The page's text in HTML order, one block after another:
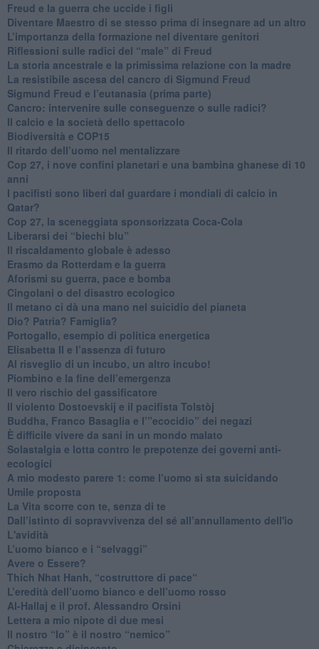
​Freud e la guerra che uccide i figli
​Diventare Maestro di se stesso prima di insegnare ad un altro
L’importanza della formazione nel diventare genitori
Riflessioni sulle radici del “male” di Freud
​La storia ancestrale e la primissima relazione con la madre
​La resistibile ascesa del cancro di Sigmund Freud
Sigmund Freud e l’eutanasia (prima parte)
Cancro: intervenire sulle conseguenze o sulle radici?
​Il calcio e la società dello spettacolo
Biodiversità e COP15
​Il ritardo dell’uomo nel mentalizzare
​Cop 27, i nove confini planetari e una bambina ghanese di 10
anni
​I pacifisti sono liberi dal guardare i mondiali di calcio in
Qatar?
​Cop 27, la sceneggiata sponsorizzata Coca-Cola
​Liberarsi dei “biechi blu”
Il riscaldamento globale è adesso
​Erasmo da Rotterdam e la guerra
​Aforismi su guerra, pace e bomba
Cingolani o del disastro ecologico
​Il metano ci dà una mano nel suicidio del pianeta
​Dio? Patria? Famiglia?
Portogallo, esempio di politica energetica
​Elisabetta II e l’assenza di futuro
Al risveglio di un incubo, un altro incubo!
​Piombino e la fine dell’emergenza
​Il vero rischio del gassificatore
​Il violento Dostoevskij e il pacifista Tolstòj
​Buddha, Franco Basaglia e l’”ecocidio” dei negazi
​È difficile vivere da sani in un mondo malato
Solastalgia e lotta contro le prepotenze dei governi anti-
ecologici
​A mio modesto parere 1: come l’uomo si sta suicidando
​Umile proposta
​La Vita scorre con te, senza di te
​Dall’istinto di sopravvivenza del sé all’annullamento dell'io
L'avidità
​L’uomo bianco e i “selvaggi”
​Avere o Essere?
​Thich Nhat Hanh, “costruttore di pace“
​L’eredità dell’uomo bianco e dell’uomo rosso
Al-Hallaj e il prof. Alessandro Orsini
​Lettera a mio nipote di due mesi
​Il nostro “Io” è il nostro “nemico”